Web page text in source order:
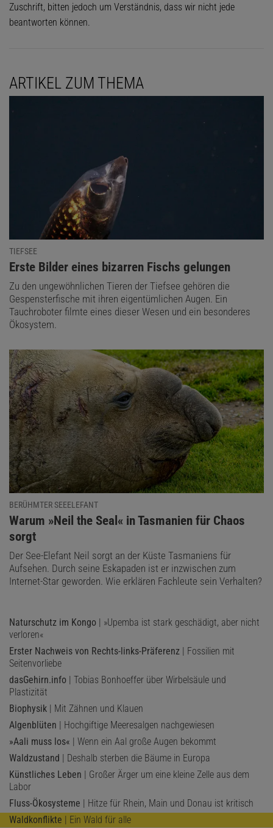
Zuschrift, bitten jedoch um Verständnis, dass wir nicht jede
beantworten können.
ARTIKEL ZUM THEMA
TIEFSEE
:
Erste Bilder eines bizarren Fischs gelungen
Zu den ungewöhnlichen Tieren der Tiefsee gehören die
Gespensterfische mit ihren eigentümlichen Augen. Ein
Tauchroboter filmte eines dieser Wesen und ein besonderes
Ökosystem.
BERÜHMTER SEEELEFANT
:
Warum »Neil the Seal« in Tasmanien für Chaos
sorgt
Der See-Elefant Neil sorgt an der Küste Tasmaniens für
Aufsehen. Durch seine Eskapaden ist er inzwischen zum
Internet-Star geworden. Wie erklären Fachleute sein Verhalten?
Naturschutz im Kongo | »Upemba ist stark geschädigt, aber nicht
verloren«
Erster Nachweis von Rechts-links-Präferenz | Fossilien mit
Seitenvorliebe
dasGehirn.info | Tobias Bonhoeffer über Wirbelsäule und
Plastizität
Biophysik | Mit Zähnen und Klauen
Algenblüten | Hochgiftige Meeresalgen nachgewiesen
»Aali muss los« | Wenn ein Aal große Augen bekommt
Waldzustand | Deshalb sterben die Bäume in Europa
Künstliches Leben | Großer Ärger um eine kleine Zelle aus dem
Labor
Fluss-Ökosysteme | Hitze für Rhein, Main und Donau ist kritisch
Waldkonflikte | Ein Wald für alle